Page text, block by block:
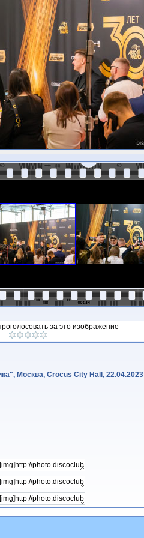
за это изображение
Москва, Crocus City Hall, 22.04.2023